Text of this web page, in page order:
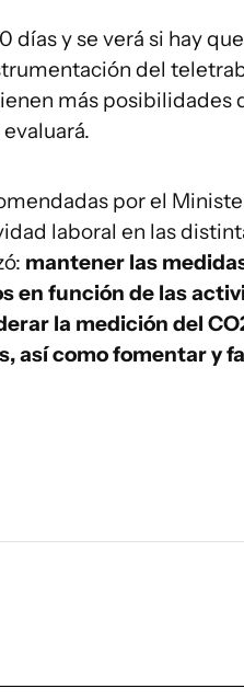
días y se verá si hay
del
más posibilidades
por el
laboral en las
mantener las
en función de las
la medición del
así como fomentar y